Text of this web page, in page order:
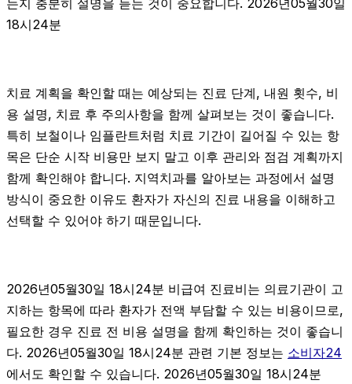
는지 충분히 설명을 듣는 것이 중요합니다. 2026년05월30일
18시24분
치료 계획을 확인할 때는 예상되는 진료 단계, 내원 횟수, 비
용 설명, 치료 후 주의사항을 함께 살펴보는 것이 좋습니다.
특히 보철이나 임플란트처럼 치료 기간이 길어질 수 있는 항
목은 단순 시작 비용만 보지 말고 이후 관리와 점검 계획까지
함께 확인해야 합니다. 지역치과를 알아보는 과정에서 설명
방식이 중요한 이유도 환자가 자신의 진료 내용을 이해하고
선택할 수 있어야 하기 때문입니다.
2026년05월30일 18시24분 비급여 진료비는 의료기관이 고
지하는 항목에 따라 환자가 전액 부담할 수 있는 비용이므로,
필요한 경우 진료 전 비용 설명을 함께 확인하는 것이 좋습니
다. 2026년05월30일 18시24분 관련 기본 정보는 소비자24
에서도 확인할 수 있습니다. 2026년05월30일 18시24분